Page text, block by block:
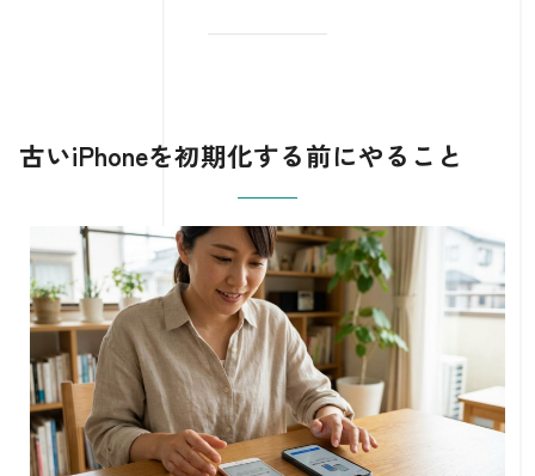
古いiPhoneを初期化する前にやること